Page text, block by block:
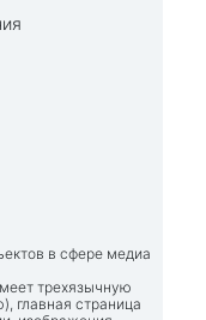
в сфере медиа
трехязычную
главная страница